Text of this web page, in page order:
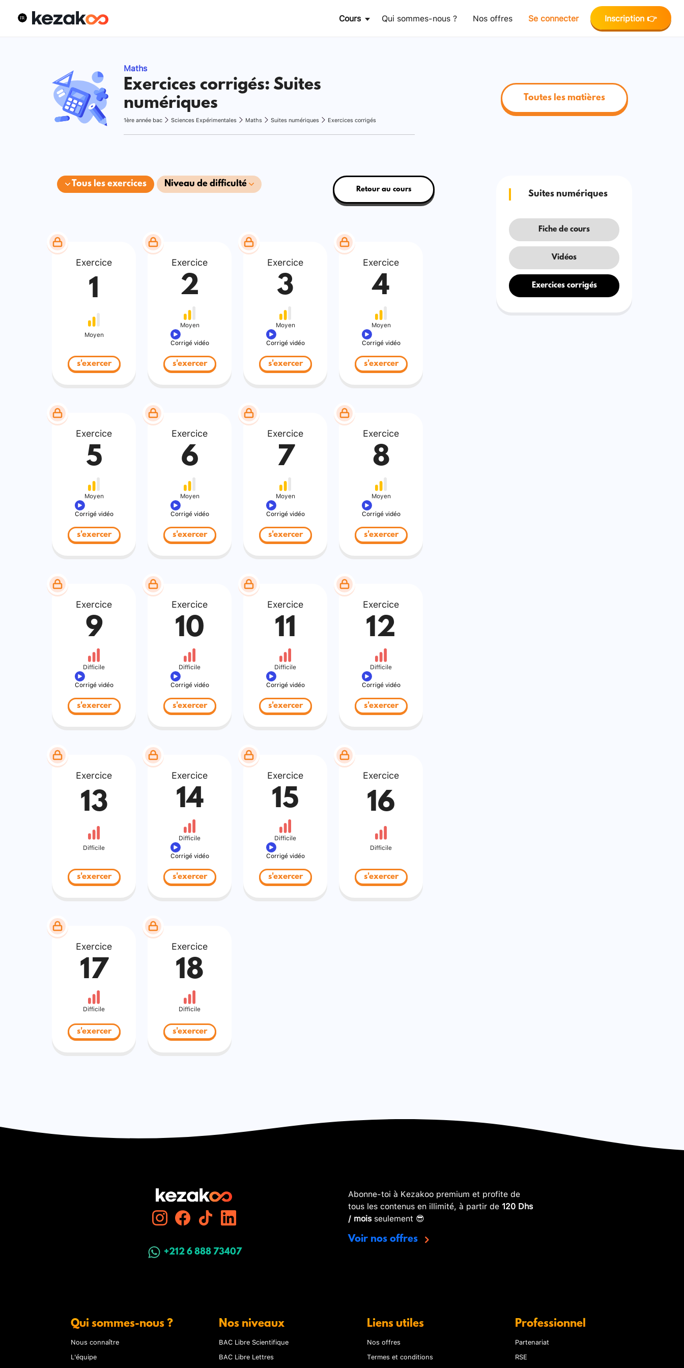
Cours Qui sommes-nous ? Nos offres Se connecter Inscription 👉
Maths
Exercices corrigés: Suites
numériques
1ère année bac Sciences Expérimentales Maths Suites numériques Exercices corrigés
Toutes les matières
Tous les exercices Niveau de difficulté
Retour au cours
Exercice
1
Moyen
s'exercer
Exercice
2
Moyen
Corrigé vidéo
s'exercer
Exercice
3
Moyen
Corrigé vidéo
s'exercer
Exercice
4
Moyen
Corrigé vidéo
s'exercer
Exercice
5
Moyen
Corrigé vidéo
s'exercer
Exercice
6
Moyen
Corrigé vidéo
s'exercer
Exercice
7
Moyen
Corrigé vidéo
s'exercer
Exercice
8
Moyen
Corrigé vidéo
s'exercer
Exercice
9
Difficile
Corrigé vidéo
s'exercer
Exercice
10
Difficile
Corrigé vidéo
s'exercer
Exercice
11
Difficile
Corrigé vidéo
s'exercer
Exercice
12
Difficile
Corrigé vidéo
s'exercer
Exercice
13
Difficile
s'exercer
Exercice
14
Difficile
Corrigé vidéo
s'exercer
Exercice
15
Difficile
Corrigé vidéo
s'exercer
Exercice
16
Difficile
s'exercer
Exercice
17
Difficile
s'exercer
Exercice
18
Difficile
s'exercer
Suites numériques
Fiche de cours
Vidéos
Exercices corrigés
+212 6 888 73407
Abonne-toi à Kezakoo premium et profite de
tous les contenus en illimité, à partir de 120 Dhs
/ moisseulement 😎
Voir nos offres
Qui sommes-nous ?
Nous connaître
L'équipe
Nos niveaux
BAC Libre Scientifique
BAC Libre Lettres
Liens utiles
Nos offres
Termes et conditions
Professionnel
Partenariat
RSE